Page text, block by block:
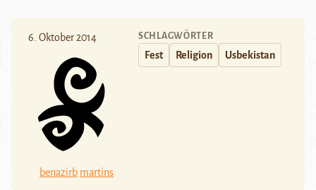
6. Oktober 2014
benazirb martins
SCHLAGWÖRTER
Fest Religion Usbekistan